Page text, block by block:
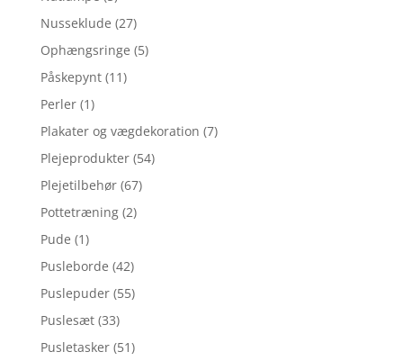
Nusseklude (27)
Ophængsringe (5)
Påskepynt (11)
Perler (1)
Plakater og vægdekoration (7)
Plejeprodukter (54)
Plejetilbehør (67)
Pottetræning (2)
Pude (1)
Pusleborde (42)
Puslepuder (55)
Puslesæt (33)
Pusletasker (51)